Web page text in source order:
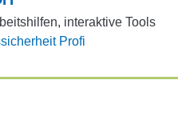
inter­ak­tive Tools
Profi